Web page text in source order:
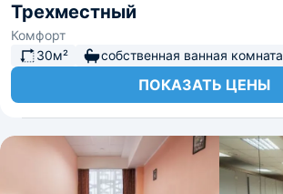
Трехместный
Комфорт
30м²
собственная ванная комната
ПОКАЗАТЬ ЦЕНЫ